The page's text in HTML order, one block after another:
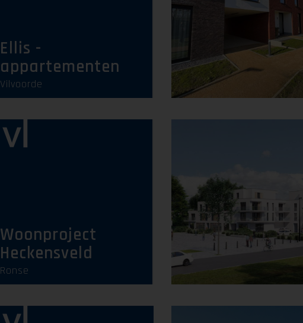
Ellis -
appartementen
Vilvoorde
Woonproject
Heckensveld
Ronse